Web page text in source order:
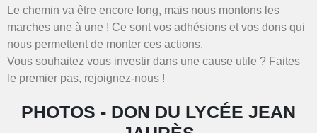
Le chemin va être encore long, mais nous montons les
marches une à une ! Ce sont vos adhésions et vos dons qui
nous permettent de monter ces actions.
Vous souhaitez vous investir dans une cause utile ? Faites
le premier pas, rejoignez-nous !
PHOTOS - DON DU LYCÉE JEAN